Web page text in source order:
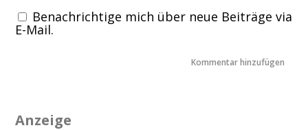
Benachrichtige mich über neue Beiträge via
E-Mail.
Anzeige